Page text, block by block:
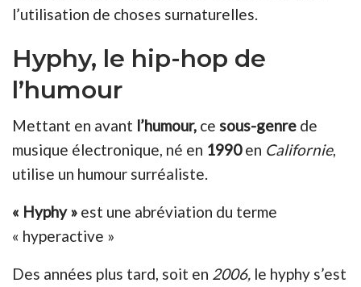
l’utilisation de choses surnaturelles.
Hyphy, le hip-hop de
l’humour
Mettant en avant l’humour, ce sous-genre de
musique électronique, né en 1990en Californie,
utilise un humour surréaliste.
« Hyphy » est une abréviation du terme
« hyperactive »
Des années plus tard, soit en 2006, le hyphy s’est